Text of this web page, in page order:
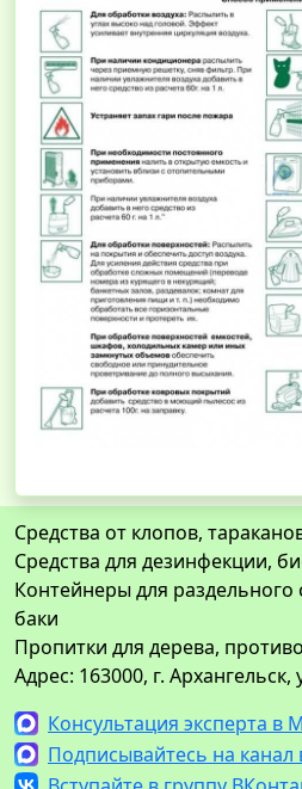
Средства от клопов,
Средства для дезинфекции,
Контейнеры для
баки
Пропитки для дерева,
Адрес: 163000, г.
Консультация эксперта в
Подписывайтесь на канал